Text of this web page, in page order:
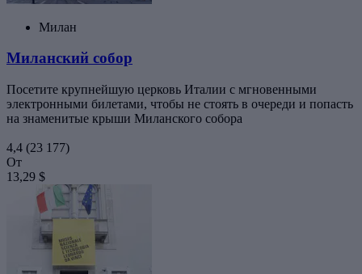
Милан
Миланский собор
Посетите крупнейшую церковь Италии с мгновенными
электронными билетами, чтобы не стоять в очереди и попасть
на знаменитые крыши Миланского собора
4,4 (23 177)
От
13,29 $